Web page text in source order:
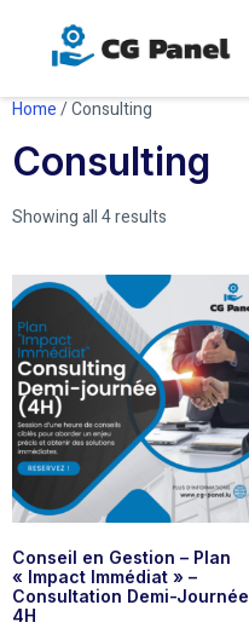
Home/ Consulting
Consulting
Showing all 4 results
Conseil en Gestion – Plan
« Impact Immédiat » –
Consultation Demi-Journée
4H